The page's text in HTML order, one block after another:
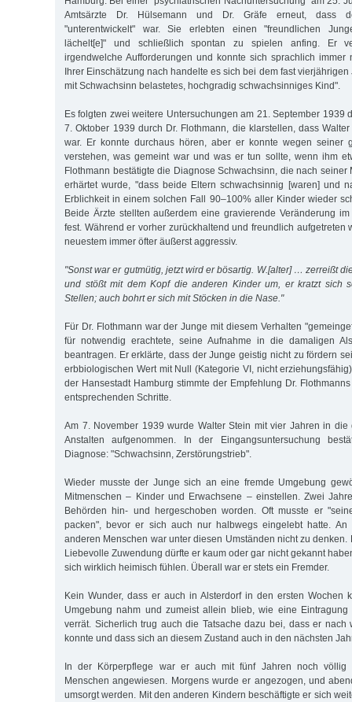
Amtsärzte Dr. Hülsemann und Dr. Gräfe erneut, dass
"unterentwickelt" war. Sie erlebten einen "freundlichen
lächelt[e]" und schließlich spontan zu spielen anfing. Er
irgendwelche Aufforderungen und konnte sich sprachlich immer
Ihrer Einschätzung nach handelte es sich bei dem fast
mit Schwachsinn belastetes, hochgradig schwachsinniges Kind".
Es folgten zwei weitere Untersuchungen am 21. September 1939
7. Oktober 1939 durch Dr. Flothmann, die klarstellen, dass
war. Er konnte durchaus hören, aber er konnte wegen seiner
verstehen, was gemeint war und was er tun sollte, wenn ihm
Flothmann bestätigte die Diagnose Schwachsinn, die nach seiner
erhärtet wurde, "dass beide Eltern schwachsinnig [waren] und
Erblichkeit in einem solchen Fall 90–100% aller Kinder wieder
Beide Ärzte stellten außerdem eine gravierende Veränderung
fest. Während er vorher zurückhaltend und freundlich aufgetreten
neuestem immer öfter äußerst aggressiv.
"Sonst war er gutmütig, jetzt wird er bösartig. W.[alter] … zerreißt
und stößt mit dem Kopf die anderen Kinder um, er kratzt sich
Stellen; auch bohrt er sich mit Stöcken in die Nase."
Für Dr. Flothmann war der Junge mit diesem Verhalten
für notwendig erachtete, seine Aufnahme in die damaligen
beantragen. Er erklärte, dass der Junge geistig nicht zu fördern
erbbiologischen Wert mit Null (Kategorie VI, nicht
der Hansestadt Hamburg stimmte der Empfehlung Dr.
entsprechenden Schritte.
Am 7. November 1939 wurde Walter Stein mit vier Jahren in die
Anstalten aufgenommen. In der Eingangsuntersuchung
Diagnose: "Schwachsinn, Zerstörungstrieb".
Wieder musste der Junge sich an eine fremde Umgebung
Mitmenschen – Kinder und Erwachsene – einstellen. Zwei
Behörden hin- und hergeschoben worden. Oft musste er
packen", bevor er sich auch nur halbwegs eingelebt hatte. An
anderen Menschen war unter diesen Umständen nicht zu
Liebevolle Zuwendung dürfte er kaum oder gar nicht gekannt
sich wirklich heimisch fühlen. Überall war er stets ein Fremder.
Kein Wunder, dass er auch in Alsterdorf in den ersten Wochen
Umgebung nahm und zumeist allein blieb, wie eine Eintragung
verrät. Sicherlich trug auch die Tatsache dazu bei, dass er nach
konnte und dass sich an diesem Zustand auch in den nächsten
In der Körperpflege war er auch mit fünf Jahren noch
Menschen angewiesen. Morgens wurde er angezogen, und
umsorgt werden. Mit den anderen Kindern beschäftigte er sich